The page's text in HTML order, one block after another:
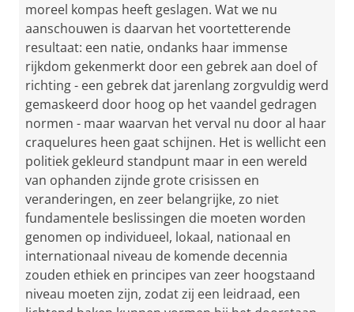
moreel kompas heeft geslagen. Wat we nu
aanschouwen is daarvan het voortetterende
resultaat: een natie, ondanks haar immense
rijkdom gekenmerkt door een gebrek aan doel of
richting - een gebrek dat jarenlang zorgvuldig werd
gemaskeerd door hoog op het vaandel gedragen
normen - maar waarvan het verval nu door al haar
craquelures heen gaat schijnen. Het is wellicht een
politiek gekleurd standpunt maar in een wereld
van ophanden zijnde grote crisissen en
veranderingen, en zeer belangrijke, zo niet
fundamentele beslissingen die moeten worden
genomen op individueel, lokaal, nationaal en
internationaal niveau de komende decennia
zouden ethiek en principes van zeer hoogstaand
niveau moeten zijn, zodat zij een leidraad, een